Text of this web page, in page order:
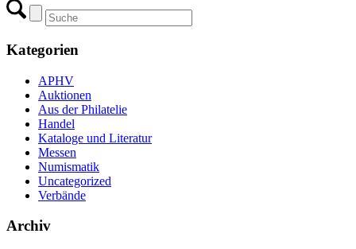
Kategorien
APHV
Auktionen
Aus der Philatelie
Handel
Kataloge und Literatur
Messen
Numismatik
Uncategorized
Verbände
Archiv